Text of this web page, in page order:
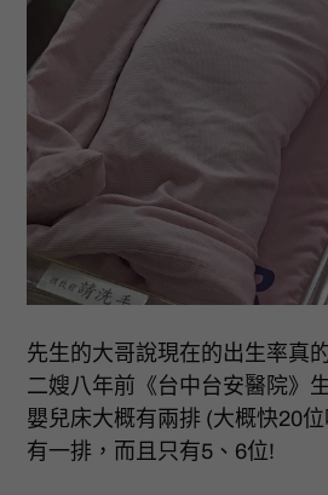
先生的大哥說現在的出生率真
二嫂八年前《台中台安醫院》
嬰兒床大概有兩排 (大概快20
有一排，而且只有5、6位!